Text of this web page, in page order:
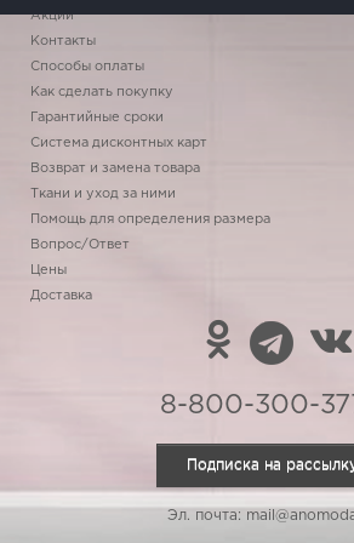
Акции
Контакты
Способы оплаты
Как сделать покупку
Гарантийные сроки
Система дисконтных карт
Возврат и замена товара
Ткани и уход за ними
Помощь для определения размера
Вопрос/Ответ
Цены
Доставка
8-800-300-
Подписка на
Эл. почта: